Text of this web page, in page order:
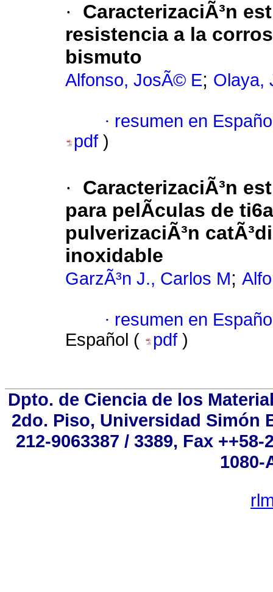
·
CaracterizaciÃ³n
resistencia a la
bismuto
Alfonso, JosÃ© E; Olaya,
· resumen en
pdf )
·
CaracterizaciÃ³n
para pelÃ­culas de
pulverizaciÃ³n
inoxidable
GarzÃ³n J., Carlos M;
· resumen en
Español (
pdf )
Dpto. de Ciencia de los
2do. Piso, Universidad Simón
212-9063387 / 3389, Fax
1080-